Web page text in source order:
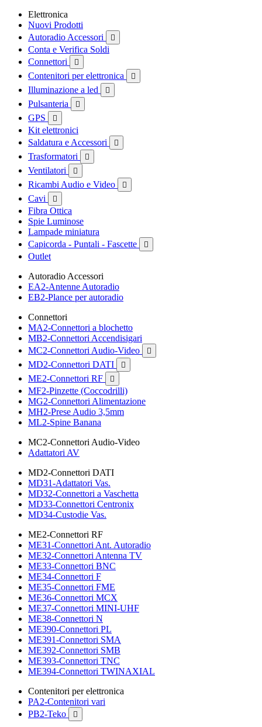
Elettronica
Nuovi Prodotti
Autoradio Accessori

Conta e Verifica Soldi
Connettori

Contenitori per elettronica 
Illuminazione a led 
Pulsanteria 
GPS 
Kit elettronici
Saldatura e Accessori

Trasformatori 
Ventilatori 
Ricambi Audio e Video 
Cavi 
Fibra Ottica
Spie Luminose
Lampade miniatura
Capicorda - Puntali - Fascette

Outlet
Autoradio Accessori
EA2-Antenne Autoradio
EB2-Plance per autoradio
Connettori
MA2-Connettori a blochetto
MB2-Connettori Accendisigari
MC2-Connettori Audio-Video

MD2-Connettori DATI 
ME2-Connettori RF 
MF2-Pinzette (Coccodrilli)
MG2-Connettori Alimentazione
MH2-Prese Audio 3,5mm
ML2-Spine Banana
MC2-Connettori Audio-Video
Adattatori AV
MD2-Connettori DATI
MD31-Adattatori Vas.
MD32-Connettori a Vaschetta
MD33-Connettori Centronix
MD34-Custodie Vas.
ME2-Connettori RF
ME31-Connettori Ant. Autoradio
ME32-Connettori Antenna TV
ME33-Connettori BNC
ME34-Connettori F
ME35-Connettori FME
ME36-Connettori MCX
ME37-Connettori MINI-UHF
ME38-Connettori N
ME390-Connettori PL
ME391-Connettori SMA
ME392-Connettori SMB
ME393-Connettori TNC
ME394-Connettori TWINAXIAL
Contenitori per elettronica
PA2-Contenitori vari
PB2-Teko
